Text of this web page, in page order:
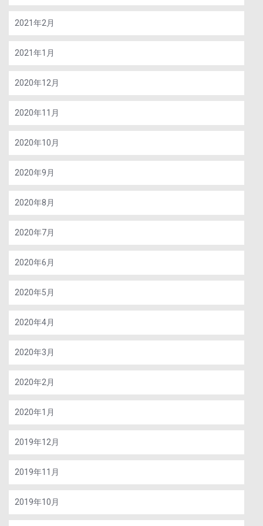
2021年2月
2021年1月
2020年12月
2020年11月
2020年10月
2020年9月
2020年8月
2020年7月
2020年6月
2020年5月
2020年4月
2020年3月
2020年2月
2020年1月
2019年12月
2019年11月
2019年10月